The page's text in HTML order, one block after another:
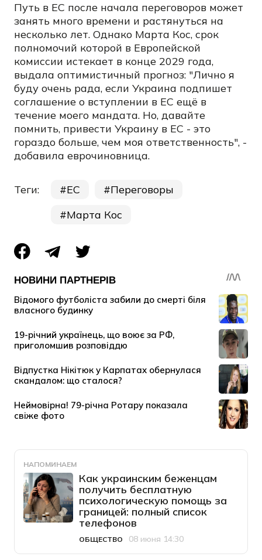
Путь в ЕС после начала переговоров может
занять много времени и растянуться на
несколько лет. Однако Марта Кос, срок
полномочий которой в Европейской
комиссии истекает в конце 2029 года,
выдала оптимистичный прогноз: "Лично я
буду очень рада, если Украина подпишет
соглашение о вступлении в ЕС ещё в
течение моего мандата. Но, давайте
помнить, привести Украину в ЕС - это
гораздо больше, чем моя ответственность", -
добавила еврочиновница.
Теги: ЕС
Переговоры
Марта Кос
НАПОМИНАЕМ
Как украинским беженцам
получить бесплатную
психологическую помощь за
границей: полный список
телефонов
Категория
ОБЩЕСТВО
Дата публикации
08 июня 14:30